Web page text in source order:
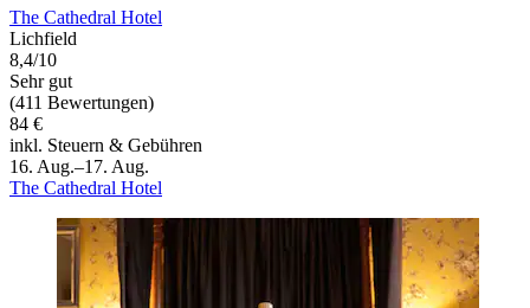
The Cathedral Hotel
Lichfield
8,4/10
Sehr gut
(411 Bewertungen)
84 €
inkl. Steuern & Gebühren
16. Aug.–17. Aug.
The Cathedral Hotel